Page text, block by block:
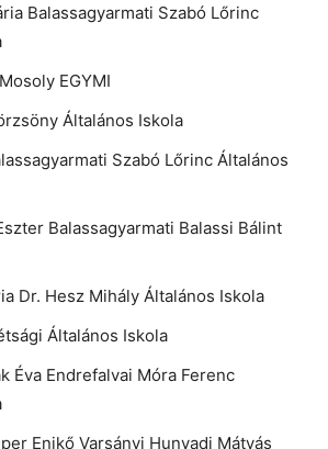
Balassagyarmati Szabó Lőrinc
EGYMI
Általános Iskola
Szabó Lőrinc Általános
Balassagyarmati Balassi Bálint
Dr. Hesz Mihály Általános Iskola
Általános Iskola
Éva Endrefalvai Móra Ferenc
Enikő Varsányi Hunyadi Mátyás